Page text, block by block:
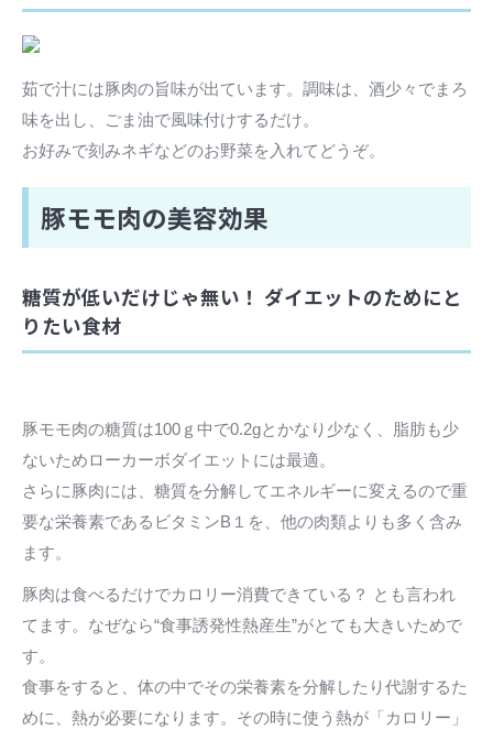
茹で汁には豚肉の旨味が出ています。調味は、酒少々でまろ
味を出し、ごま油で風味付けするだけ。
お好みで刻みネギなどのお野菜を入れてどうぞ。
豚モモ肉の美容効果
糖質が低いだけじゃ無い！ ダイエットのためにと
りたい食材
豚モモ肉の糖質は100ｇ中で0.2gとかなり少なく、脂肪も少
ないためローカーボダイエットには最適。
さらに豚肉には、糖質を分解してエネルギーに変えるので重
要な栄養素であるビタミンB１を、他の肉類よりも多く含み
ます。
豚肉は食べるだけでカロリー消費できている？ とも言われ
てます。なぜなら“食事誘発性熱産生”がとても大きいためで
す。
食事をすると、体の中でその栄養素を分解したり代謝するた
めに、熱が必要になります。その時に使う熱が「カロリー」